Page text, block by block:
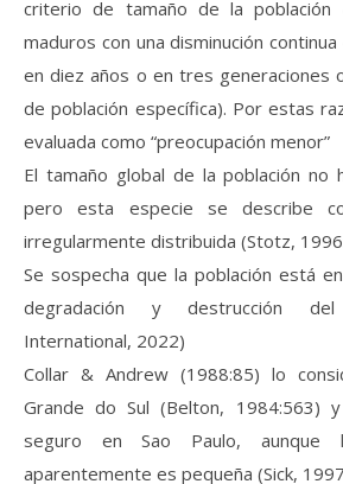
criterio de tamaño de la población
maduros con una disminución
en diez años o en tres generaciones
de población específica). Por estas
evaluada como “preocupación menor”
El tamaño global de la población no
pero esta especie se describe
irregularmente distribuida (Stotz,
Se sospecha que la población está
degradación y destrucción
International, 2022)
Collar & Andrew (1988:85) lo
Grande do Sul (Belton, 1984:563)
seguro en Sao Paulo, aunque
aparentemente es pequeña (Sick,